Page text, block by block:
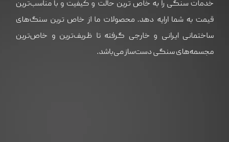
خدمات سنگی را به خاص ترین حالت و کیفیت و با مناسب‌ترین
قیمت به شما ارايه دهد. محصولات ما از خاص ترین سنگ‌های
ساختمانی ایرانی و خارجی گرفته تا ظریف‌ترین و خاص‌ترین
مجسمه‌های سنگی دست‌ساز می‌باشد.